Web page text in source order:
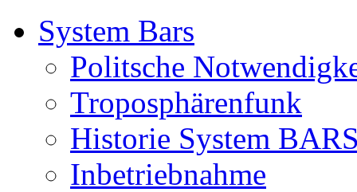
System Bars
Politsche
Troposphärenfunk
Historie System
Inbetriebnahme